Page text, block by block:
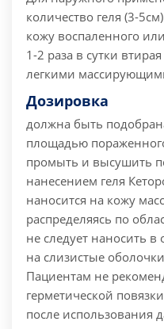
количество геля (3-
кожу воспаленного
1-2 раза в сутки
легкими
Дозировка
должна быть
площадью
промыть и высушить
нанесением геля
наносится на кожу
распределяясь по
не следует наносить в
на слизистые
Пациентам не
герметической
после использования